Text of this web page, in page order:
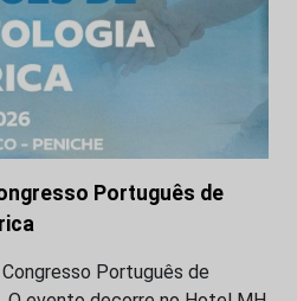
Português de
Português de